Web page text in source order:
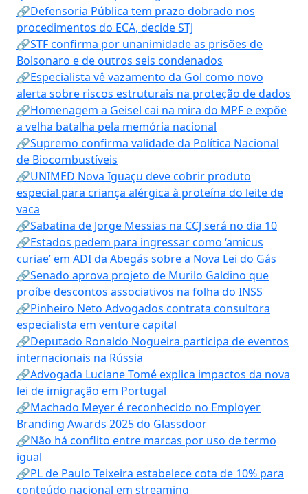
🔗Defensoria Pública tem prazo dobrado nos
procedimentos do ECA, decide STJ
🔗STF confirma por unanimidade as prisões de
Bolsonaro e de outros seis condenados
🔗Especialista vê vazamento da Gol como novo
alerta sobre riscos estruturais na proteção de dados
🔗Homenagem a Geisel cai na mira do MPF e expõe
a velha batalha pela memória nacional
🔗Supremo confirma validade da Política Nacional
de Biocombustíveis
🔗UNIMED Nova Iguaçu deve cobrir produto
especial para criança alérgica à proteína do leite de
vaca
🔗Sabatina de Jorge Messias na CCJ será no dia 10
🔗Estados pedem para ingressar como ‘amicus
curiae’ em ADI da Abegás sobre a Nova Lei do Gás
🔗Senado aprova projeto de Murilo Galdino que
proíbe descontos associativos na folha do INSS
🔗Pinheiro Neto Advogados contrata consultora
especialista em venture capital
🔗Deputado Ronaldo Nogueira participa de eventos
internacionais na Rússia
🔗Advogada Luciane Tomé explica impactos da nova
lei de imigração em Portugal
🔗Machado Meyer é reconhecido no Employer
Branding Awards 2025 do Glassdoor
🔗Não há conflito entre marcas por uso de termo
igual
🔗PL de Paulo Teixeira estabelece cota de 10% para
conteúdo nacional em streaming